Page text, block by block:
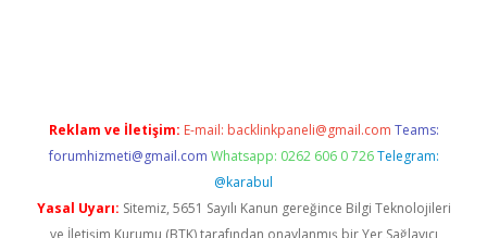
Reklam ve İletişim: E-mail: backlinkpaneli@gmail.com Teams:
forumhizmeti@gmail.com Whatsapp: 0262 606 0 726 Telegram:
@karabul
Yasal Uyarı: Sitemiz, 5651 Sayılı Kanun gereğince Bilgi Teknolojileri
ve İletişim Kurumu (BTK) tarafından onaylanmış bir Yer Sağlayıcı